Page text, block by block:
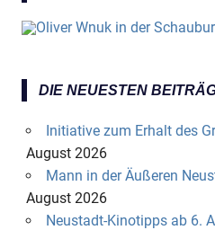
DIE NEUESTEN
Initiative zum Erhalt des
August 2026
Mann in der Äußeren
August 2026
Neustadt-Kinotipps ab 6.